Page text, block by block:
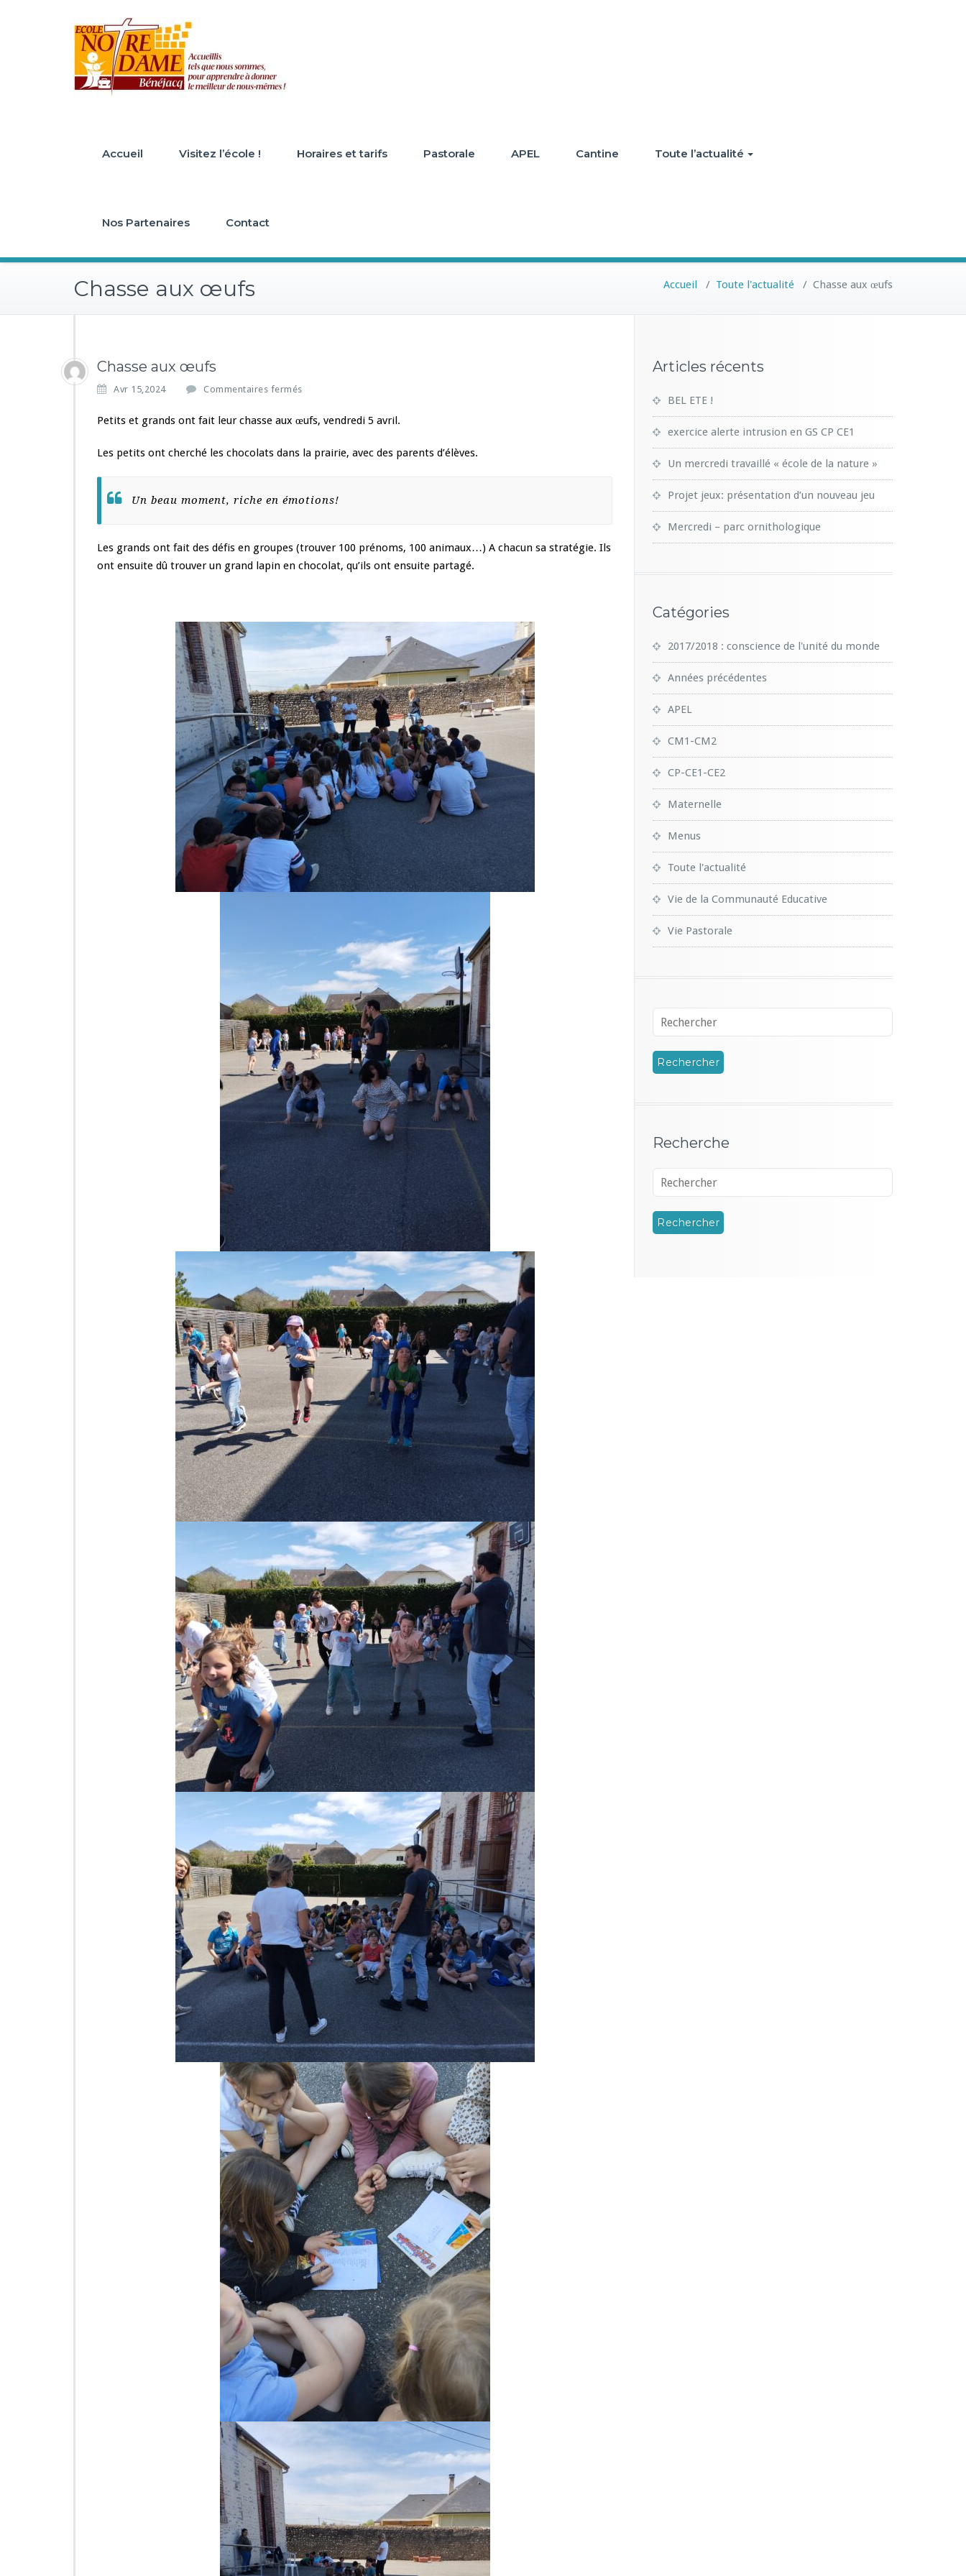
Accueil Visitez l’école ! Horaires et tarifs Pastorale APEL Cantine Toute l’actualité
Nos Partenaires Contact
Chasse aux œufs Accueil / Toute l'actualité / Chasse aux œufs
Chasse aux œufs
Avr 15,2024 Commentaires fermés
r
h
a
e
x
œ
Petits et grands ont fait leur chasse aux œufs, vendredi 5 avril.
Les petits ont cherché les chocolats dans la prairie, avec des parents d’élèves.
Un beau moment, riche en émotions!
Les grands ont fait des défis en groupes (trouver 100 prénoms, 100 animaux…) A chacun sa stratégie. Ils
ont ensuite dû trouver un grand lapin en chocolat, qu’ils ont ensuite partagé.
Articles récents
BEL ETE !
exercice alerte intrusion en GS CP CE1
Un mercredi travaillé « école de la nature »
Projet jeux: présentation d’un nouveau jeu
Mercredi – parc ornithologique
Catégories
2017/2018 : conscience de l'unité du monde
Années précédentes
APEL
CM1-CM2
CP-CE1-CE2
Maternelle
Menus
Toute l'actualité
Vie de la Communauté Educative
Vie Pastorale
Recherche